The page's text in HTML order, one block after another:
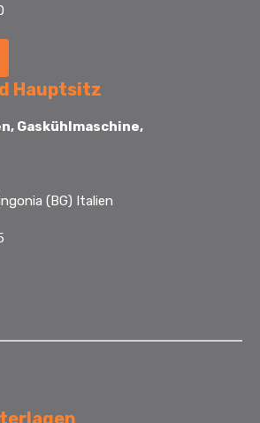
Hauptsitz
Gaskühlmaschine,
(BG) Italien